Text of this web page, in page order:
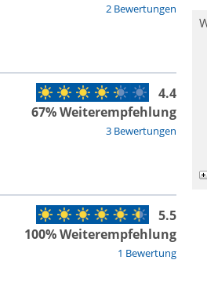
2 Bewertungen
3 Bewertungen
4.4
67% Weiterempfehlung
1 Bewertung
5.5
100% Weiterempfehlung